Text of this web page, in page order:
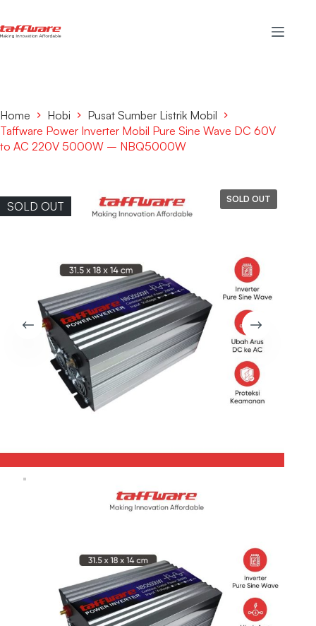
Home Hobi
Pusat Sumber Listrik Mobil
Taffware Power Inverter Mobil Pure Sine Wave DC 60V
to AC 220V 5000W – NBQ5000W
SOLD OUT
SOLD OUT